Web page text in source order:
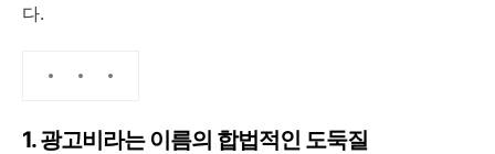
다.
1. 광고비라는 이름의 합법적인 도둑질